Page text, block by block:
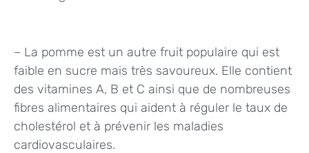
– La pomme est un autre fruit populaire qui est
faible en sucre mais très savoureux. Elle contient
des vitamines A, B et C ainsi que de nombreuses
fibres alimentaires qui aident à réguler le taux de
cholestérol et à prévenir les maladies
cardiovasculaires.